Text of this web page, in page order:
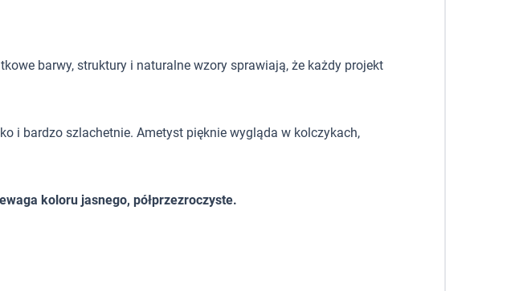
barwy, struktury i naturalne wzory sprawiają, że każdy projekt
i bardzo szlachetnie. Ametyst pięknie wygląda w kolczykach,
koloru jasnego, półprzezroczyste.